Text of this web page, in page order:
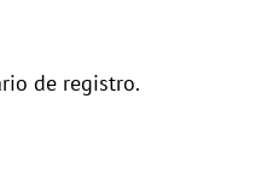
de registro.